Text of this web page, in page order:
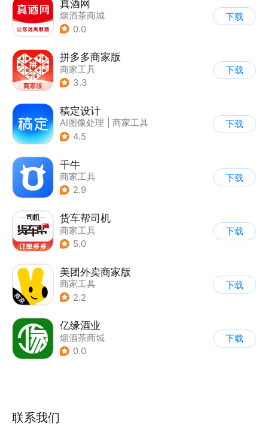
真酒网
烟酒茶商城
0.0
下载
拼多多商家版
商家工具
3.3
下载
稿定设计
AI图像处理
商家工具
4.5
下载
千牛
商家工具
2.9
下载
货车帮司机
商家工具
5.0
下载
美团外卖商家版
商家工具
2.2
下载
亿缘酒业
烟酒茶商城
0.0
下载
联系我们